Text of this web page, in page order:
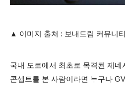
▲ 이미지 출처 : 보내드림 커뮤니티
국내 도로에서 최초로 목격된 제
콘셉트를 본 사람이라면 누구나